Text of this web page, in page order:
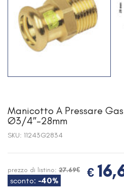
Manicotto A Pressare Gas
Ø3/4″-28mm
SKU: 11243G2834
prezzo di listino: 27.69€
sconto: -40%
€